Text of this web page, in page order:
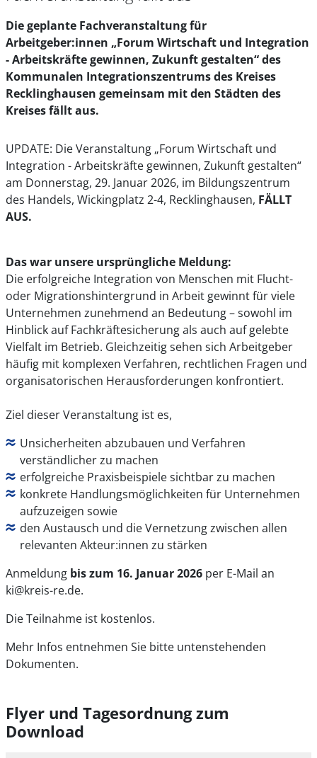
Die geplante Fachveranstaltung für
Arbeitgeber:innen „Forum Wirtschaft und Integration
- Arbeitskräfte gewinnen, Zukunft gestalten“ des
Kommunalen Integrationszentrums des Kreises
Recklinghausen gemeinsam mit den Städten des
Kreises fällt aus.
UPDATE: Die Veranstaltung „Forum Wirtschaft und
Integration - Arbeitskräfte gewinnen, Zukunft gestalten“
am Donnerstag, 29. Januar 2026, im Bildungszentrum
des Handels, Wickingplatz 2-4, Recklinghausen, FÄLLT
AUS.
Das war unsere ursprüngliche Meldung:
Die erfolgreiche Integration von Menschen mit Flucht-
oder Migrationshintergrund in Arbeit gewinnt für viele
Unternehmen zunehmend an Bedeutung – sowohl im
Hinblick auf Fachkräftesicherung als auch auf gelebte
Vielfalt im Betrieb. Gleichzeitig sehen sich Arbeitgeber
häufig mit komplexen Verfahren, rechtlichen Fragen und
organisatorischen Herausforderungen konfrontiert.
Ziel dieser Veranstaltung ist es,
Unsicherheiten abzubauen und Verfahren
verständlicher zu machen
erfolgreiche Praxisbeispiele sichtbar zu machen
konkrete Handlungsmöglichkeiten für Unternehmen
aufzuzeigen sowie
den Austausch und die Vernetzung zwischen allen
relevanten Akteur:innen zu stärken
Anmeldung bis zum 16. Januar 2026 per E-Mail an
ki@kreis-re.de.
Die Teilnahme ist kostenlos.
Mehr Infos entnehmen Sie bitte untenstehenden
Dokumenten.
Flyer und Tagesordnung zum
Download